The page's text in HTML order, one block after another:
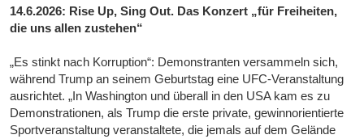
14.6.2026: Rise Up, Sing Out. Das Konzert „für Freiheiten,
die uns allen zustehen“
„Es stinkt nach Korruption“: Demonstranten versammeln sich,
während Trump an seinem Geburtstag eine UFC-Veranstaltung
ausrichtet. „In Washington und überall in den USA kam es zu
Demonstrationen, als Trump die erste private, gewinnorientierte
Sportveranstaltung veranstaltete, die jemals auf dem Gelände